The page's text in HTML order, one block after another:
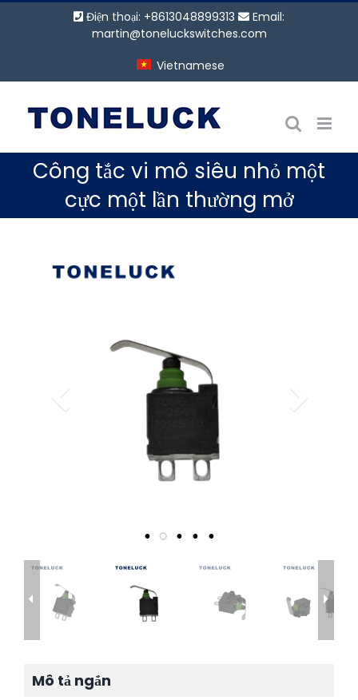
Điện thoại: +8613048899313
Email:
martin@toneluckswitches.com
Vietnamese
Công tắc vi mô siêu nhỏ một
cực một lần thường mở
Mô tả ngắn